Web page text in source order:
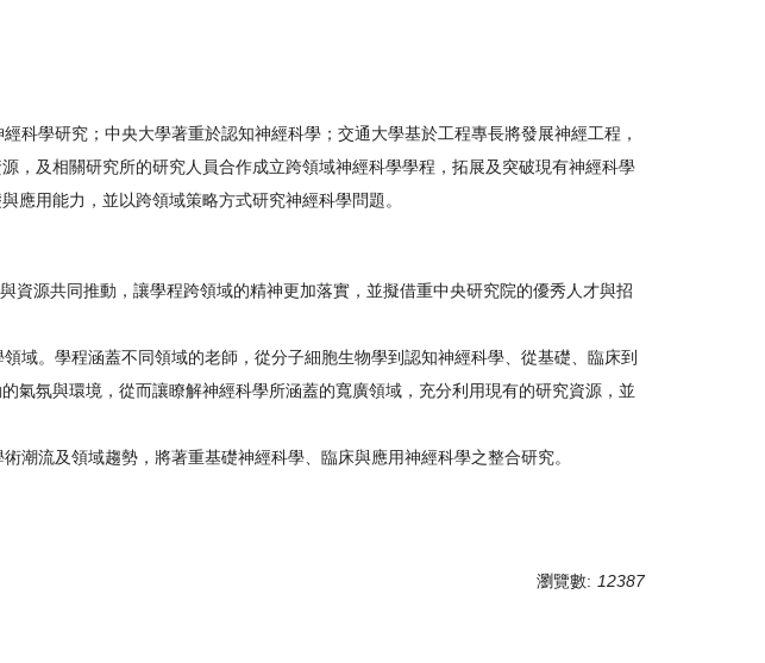
學研究；中央大學著重於認知神經科學；交通大學基於工程專長將發展神經工程，
，及相關研究所的研究人員合作成立跨領域神經科學學程，拓展及突破現有神經科學
應用能力，並以跨領域策略方式研究神經科學問題。
源共同推動，讓學程跨領域的精神更加落實，並擬借重中央研究院的優秀人才與招
。學程涵蓋不同領域的老師，從分子細胞生物學到認知神經科學、從基礎、臨床到
氣氛與環境，從而讓瞭解神經科學所涵蓋的寬廣領域，充分利用現有的研究資源，並
流及領域趨勢，將著重基礎神經科學、臨床與應用神經科學之整合研究。
瀏覽數: 12387